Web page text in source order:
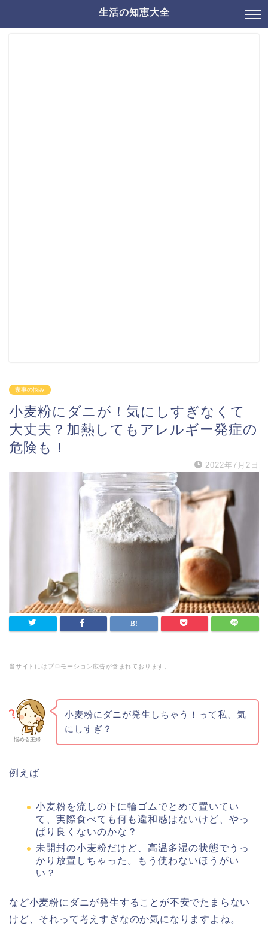
生活の知恵大全
家事の悩み
小麦粉にダニが！気にしすぎなくて
大丈夫？加熱してもアレルギー発症の
危険も！
2022年7月2日
当サイトにはプロモーション広告が含まれております。
悩める主婦
小麦粉にダニが発生しちゃう！って私、気
にしすぎ？
例えば
小麦粉を流しの下に輪ゴムでとめて置いてい
て、実際食べても何も違和感はないけど、やっ
ぱり良くないのかな？
未開封の小麦粉だけど、高温多湿の状態でうっ
かり放置しちゃった。もう使わないほうがい
い？
など小麦粉にダニが発生することが不安でたまらない
けど、それって考えすぎなのか気になりますよね。